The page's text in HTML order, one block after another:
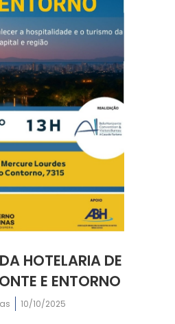
HOTELARIA DE
E ENTORNO
10/10/2025